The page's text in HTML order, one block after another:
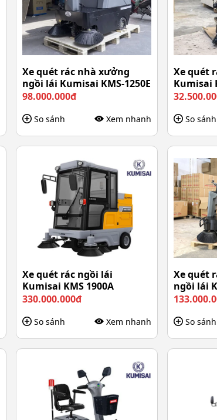
Xe quét rác nhà xưởng
ngồi lái Kumisai KMS-1250E
98.000.000đ
So sánh Xem nhanh
Xe quét
Kumisai
So sánh
Xe quét rác ngồi lái
Kumisai KMS 1900A
330.000.000đ
So sánh Xem nhanh
Xe quét
ngồi lái
So sánh